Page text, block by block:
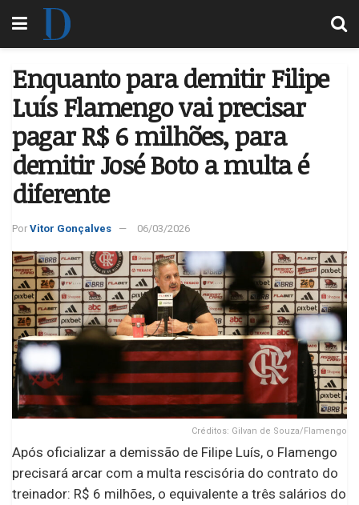
Enquanto para demitir Filipe
Luís Flamengo vai precisar
pagar R$ 6 milhões, para
demitir José Boto a multa é
diferente
Por Vitor Gonçalves 06/03/2026
Créditos: Gilvan de Souza/Flamengo
Após oficializar a demissão de Filipe Luís, o Flamengo
precisará arcar com a multa rescisória do contrato do
treinador: R$ 6 milhões, o equivalente a três salários do